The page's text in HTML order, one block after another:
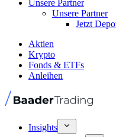
Unsere Partner
Unsere Partner
Jetzt
Aktien
Krypto
Fonds & ETFs
Anleihen
Insights